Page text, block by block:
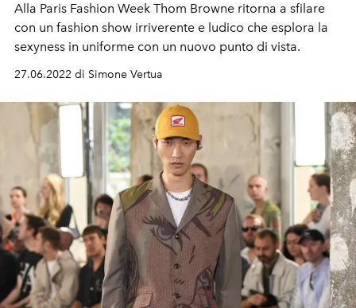
Alla Paris Fashion Week Thom Browne ritorna a sfilare
con un fashion show irriverente e ludico che esplora la
sexyness in uniforme con un nuovo punto di vista.
27.06.2022 di Simone Vertua